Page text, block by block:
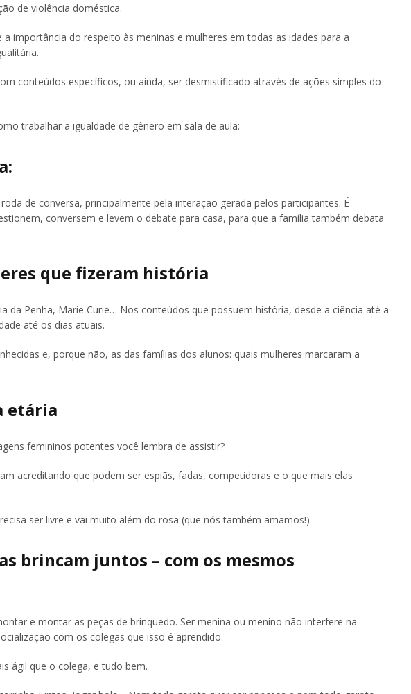
de violência doméstica.
importância do respeito às meninas e mulheres em todas as idades para a
conteúdos específicos, ou ainda, ser desmistificado através de ações simples do
trabalhar a igualdade de gênero em sala de aula:
de conversa, principalmente pela interação gerada pelos participantes. É
conversem e levem o debate para casa, para que a família também debata
que fizeram história
da Penha, Marie Curie… Nos conteúdos que possuem história, desde a ciência até a
até os dias atuais.
e, porque não, as das famílias dos alunos: quais mulheres marcaram a
etária
femininos potentes você lembra de assistir?
acreditando que podem ser espiãs, fadas, competidoras e o que mais elas
ser livre e vai muito além do rosa (que nós também amamos!).
brincam juntos – com os mesmos
e montar as peças de brinquedo. Ser menina ou menino não interfere na
com os colegas que isso é aprendido.
ágil que o colega, e tudo bem.